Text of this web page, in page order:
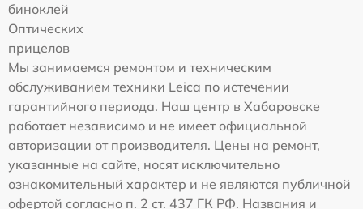
биноклей
Оптических
прицелов
Мы занимаемся ремонтом и техническим
обслуживанием техники Leica по истечении
гарантийного периода. Наш центр в Хабаровске
работает независимо и не имеет официальной
авторизации от производителя. Цены на ремонт,
указанные на сайте, носят исключительно
ознакомительный характер и не являются публичной
офертой согласно п. 2 ст. 437 ГК РФ. Названия и